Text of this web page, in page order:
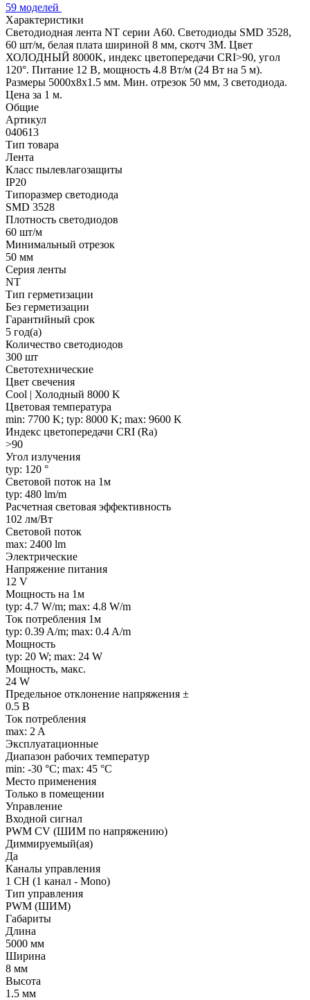
59 моделей
Характеристики
Светодиодная лента NT серии A60. Светодиоды SMD 3528,
60 шт/м, белая плата шириной 8 мм, скотч 3M. Цвет
ХОЛОДНЫЙ 8000K, индекс цветопередачи CRI>90, угол
120°. Питание 12 В, мощность 4.8 Вт/м (24 Вт на 5 м).
Размеры 5000x8x1.5 мм. Мин. отрезок 50 мм, 3 светодиода.
Цена за 1 м.
Общие
Артикул
040613
Тип товара
Лента
Класс пылевлагозащиты
IP20
Типоразмер светодиода
SMD 3528
Плотность светодиодов
60 шт/м
Минимальный отрезок
50 мм
Серия ленты
NT
Тип герметизации
Без герметизации
Гарантийный срок
5 год(а)
Количество светодиодов
300 шт
Светотехнические
Цвет свечения
Cool | Холодный 8000 K
Цветовая температура
min: 7700 K; typ: 8000 K; max: 9600 K
Индекс цветопередачи CRI (Ra)
>90
Угол излучения
typ: 120 °
Световой поток на 1м
typ: 480 lm/m
Расчетная световая эффективность
102 лм/Вт
Световой поток
max: 2400 lm
Электрические
Напряжение питания
12 V
Мощность на 1м
typ: 4.7 W/m; max: 4.8 W/m
Ток потребления 1м
typ: 0.39 A/m; max: 0.4 A/m
Мощность
typ: 20 W; max: 24 W
Мощность, макс.
24 W
Предельное отклонение напряжения ±
0.5 В
Ток потребления
max: 2 A
Эксплуатационные
Диапазон рабочих температур
min: -30 °C; max: 45 °C
Место применения
Только в помещении
Управление
Входной сигнал
PWM СV (ШИМ по напряжению)
Диммируемый(ая)
Да
Каналы управления
1 CH (1 канал - Mono)
Тип управления
PWM (ШИМ)
Габариты
Длина
5000 мм
Ширина
8 мм
Высота
1.5 мм